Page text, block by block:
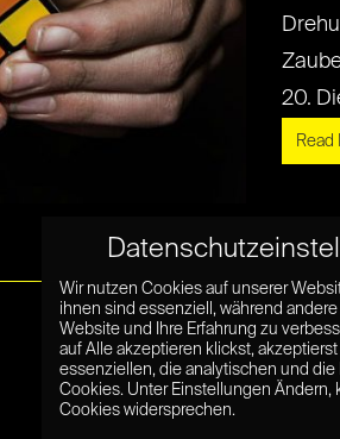
20.
Read
Wir nutzen Cookies auf unserer
ihnen sind essenziell, während
Website und Ihre Erfahrung zu
auf Alle akzeptieren klickst,
essenziellen, die analytischen und die
Cookies. Unter Einstellungen Ändern,
Cookies widersprechen.